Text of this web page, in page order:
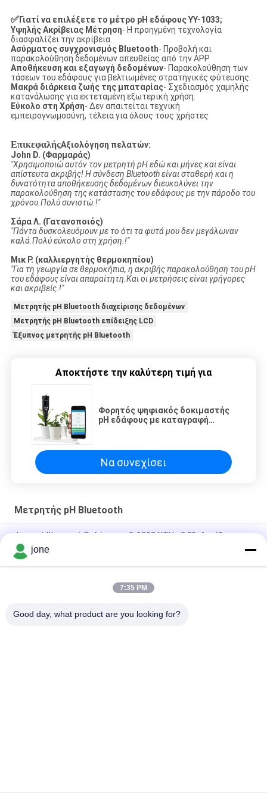
✅Γιατί να επιλέξετε το μέτρο pH εδάφους YY-1033;
Υψηλής Ακρίβειας Μέτρηση- Η προηγμένη τεχνολογία
διασφαλίζει την ακρίβεια.
Ασύρματος συγχρονισμός Bluetooth- Προβολή και
παρακολούθηση δεδομένων απευθείας από την APP
Αποθήκευση και εξαγωγή δεδομένων- Παρακολούθηση των
τάσεων του εδάφους για βελτιωμένες στρατηγικές φύτευσης.
Μακρά διάρκεια ζωής της μπαταρίας- Σχεδιασμός χαμηλής
κατανάλωσης για εκτεταμένη εξωτερική χρήση.
Εύκολο στη Χρήση- Δεν απαιτείται τεχνική
εμπειρογνωμοσύνη, τέλεια για όλους τους χρήστες
ΕπικεφαλήςΑξιολόγηση πελατών:
John D. (Φαρμαράς)
"Χρησιμοποιώ αυτόν τον μετρητή pH εδώ και μήνες και είναι
απίστευτα ακριβής! Η σύνδεση Bluetooth είναι σταθερή και η
δυνατότητα αποθήκευσης δεδομένων διευκολύνει την
παρακολούθηση της κατάστασης του εδάφους με την πάροδο του
χρόνου.Πολύ συνιστώ.!"
Σάρα Λ. (Γατανοποιός)
"Πάντα δυσκολευόμουν με το ότι τα φυτά μου δεν μεγάλωναν
καλά.Πολύ εύκολο στη χρήση.!"
Μικ Ρ. (καλλιεργητής θερμοκηπίου)
"Για τη γεωργία σε θερμοκήπια, η ακριβής παρακολούθηση του pH
του εδάφους είναι απαραίτητη.Και οι μετρήσεις είναι γρήγορες
και ακριβείς.!"
Μετρητής pH Bluetooth διαχείρισης δεδομένων
Μετρητής pH Bluetooth επίδειξης LCD
Έξυπνος μετρητής pH Bluetooth
Αποκτήστε την καλύτερη τιμή για
Φορητός ψηφιακός δοκιμαστής
pH εδάφους με καταγραφή
Να συνεχίσει
Μετρητής pH Bluetooth
Φορητό Ψηφιακό Θολόμετρο 0-1000 NTU ±0.8% Ακρίβεια
Portable Digital Turbidity Meter 0-1000 NTU Automatic
Calibration
Μετρητής PH Bluetooth για υδατοκαλλιέργεια με δοκιμή
jone
7:35 PM
Good day, what product are you looking for?